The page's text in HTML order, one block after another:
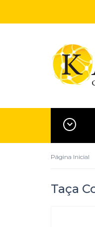
Página Inicial
Taça